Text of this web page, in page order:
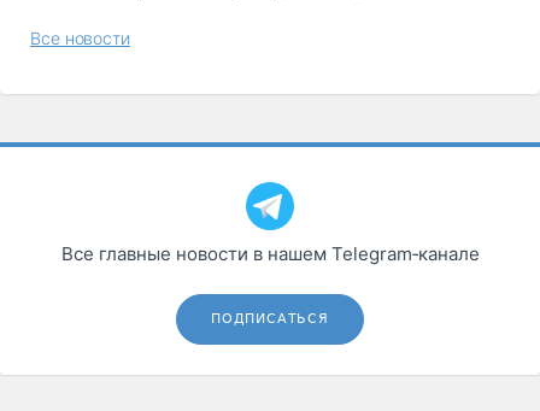
Все новости
Все главные новости в нашем Telegram‑канале
ПОДПИСАТЬСЯ